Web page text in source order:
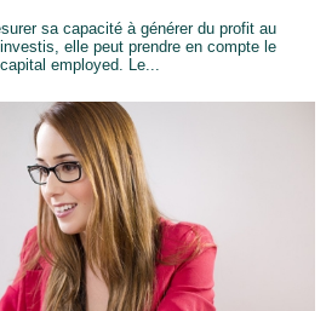
sa capacité à générer du profit au
elle peut prendre en compte le
employed. Le...